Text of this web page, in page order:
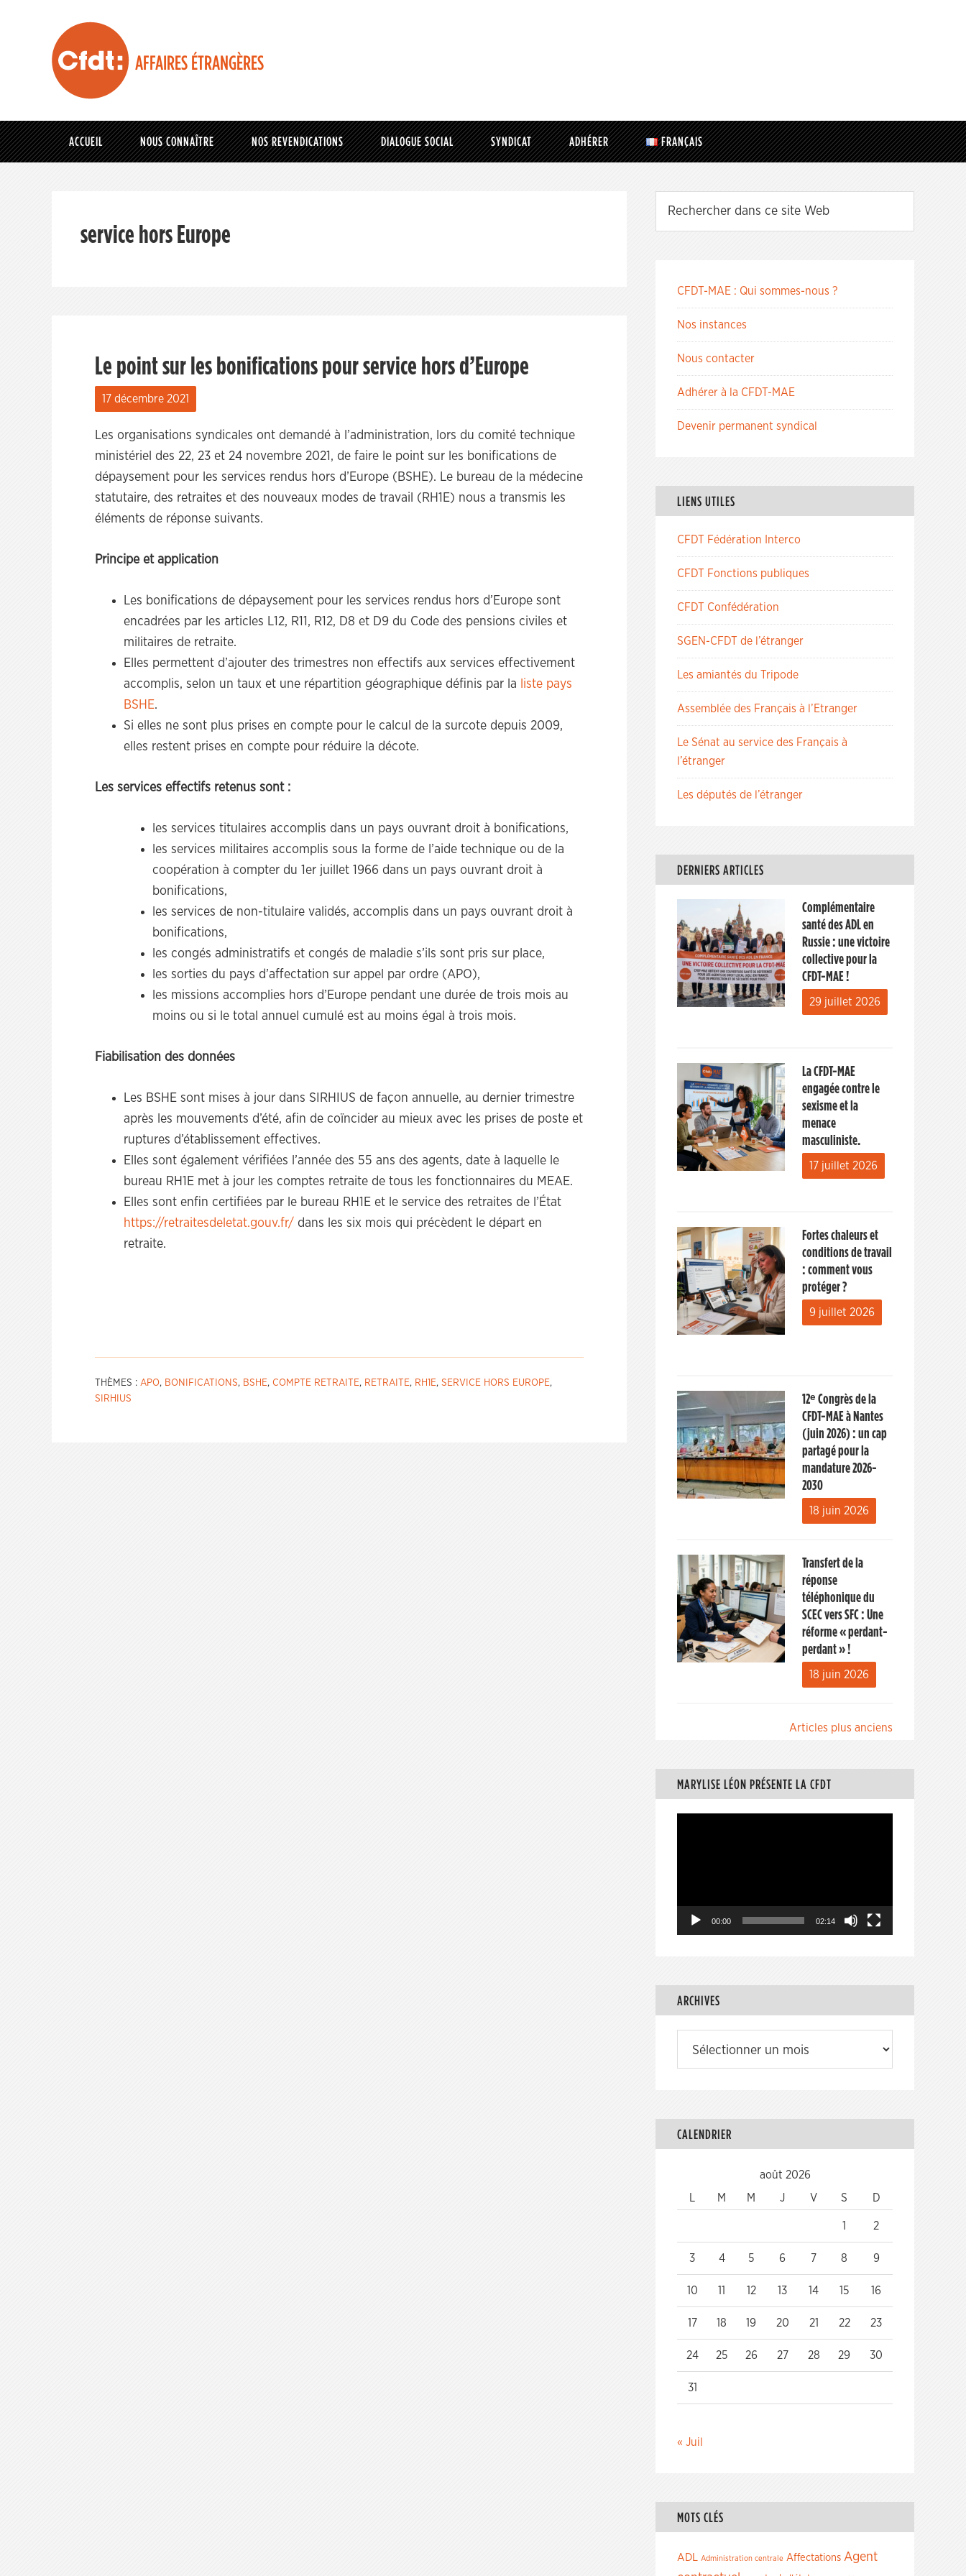
AFFAIRES ÉTRANGÈRES
ACCUEIL NOUS CONNAÎTRE NOS REVENDICATIONS DIALOGUE SOCIAL SYNDICAT ADHÉRER FRANÇAIS
service hors Europe
Le point sur les bonifications pour service hors d’Europe
17 décembre 2021
Les organisations syndicales ont demandé à l’administration, lors du comité technique
ministériel des 22, 23 et 24 novembre 2021, de faire le point sur les bonifications de
dépaysement pour les services rendus hors d’Europe (BSHE). Le bureau de la médecine
statutaire, des retraites et des nouveaux modes de travail (RH1E) nous a transmis les
éléments de réponse suivants.
Principe et application
Les bonifications de dépaysement pour les services rendus hors d’Europe sont
encadrées par les articles L12, R11, R12, D8 et D9 du Code des pensions civiles et
militaires de retraite.
Elles permettent d’ajouter des trimestres non effectifs aux services effectivement
accomplis, selon un taux et une répartition géographique définis par la
liste pays
BSHE.
Si elles ne sont plus prises en compte pour le calcul de la surcote depuis 2009,
elles restent prises en compte pour réduire la décote.
Les services effectifs retenus sont :
les services titulaires accomplis dans un pays ouvrant droit à bonifications,
les services militaires accomplis sous la forme de l’aide technique ou de la
coopération à compter du 1er juillet 1966 dans un pays ouvrant droit à
bonifications,
les services de non-titulaire validés, accomplis dans un pays ouvrant droit à
bonifications,
les congés administratifs et congés de maladie s’ils sont pris sur place,
les sorties du pays d’affectation sur appel par ordre (APO),
les missions accomplies hors d’Europe pendant une durée de trois mois au
moins ou si le total annuel cumulé est au moins égal à trois mois.
Fiabilisation des données
Les BSHE sont mises à jour dans SIRHIUS de façon annuelle, au dernier trimestre
après les mouvements d’été, afin de coïncider au mieux avec les prises de poste et
ruptures d’établissement effectives.
Elles sont également vérifiées l’année des 55 ans des agents, date à laquelle le
bureau RH1E met à jour les comptes retraite de tous les fonctionnaires du MEAE.
Elles sont enfin certifiées par le bureau RH1E et le service des retraites de l’État
https://retraitesdeletat.gouv.fr/ dans les six mois qui précèdent le départ en
retraite.
THÈMES : APO, BONIFICATIONS, BSHE, COMPTE RETRAITE, RETRAITE, RH1E, SERVICE HORS EUROPE,
SIRHIUS
CFDT-MAE : Qui sommes-nous ?
Nos instances
Nous contacter
Adhérer à la CFDT-MAE
Devenir permanent syndical
LIENS UTILES
CFDT Fédération Interco
CFDT Fonctions publiques
CFDT Confédération
SGEN-CFDT de l’étranger
Les amiantés du Tripode
Assemblée des Français à l’Etranger
Le Sénat au service des Français à
l’étranger
Les députés de l’étranger
DERNIERS ARTICLES
Complémentaire
santé des ADL en
Russie : une victoire
collective pour la
CFDT-MAE !
29 juillet 2026
La CFDT-MAE
engagée contre le
sexisme et la
menace
masculiniste.
17 juillet 2026
Fortes chaleurs et
conditions de travail
: comment vous
protéger ?
9 juillet 2026
12ᵉ Congrès de la
CFDT-MAE à Nantes
(juin 2026) : un cap
partagé pour la
mandature 2026-
2030
18 juin 2026
Transfert de la
réponse
téléphonique du
SCEC vers SFC : Une
réforme « perdant-
perdant » !
18 juin 2026
articles
Articles plus anciens
MARYLISE LÉON PRÉSENTE LA CFDT
00:00 02:14
ARCHIVES
CALENDRIER
août 2026
M M J V S D
1 2
3 4 5 6 7 8 9
10 11 12 13 14 15 16
17 18 19 20 21 22 23
24 25 26 27 28 29 30
31
« Juil
MOTS CLÉS
ADL Administration centrale Affectations Agent